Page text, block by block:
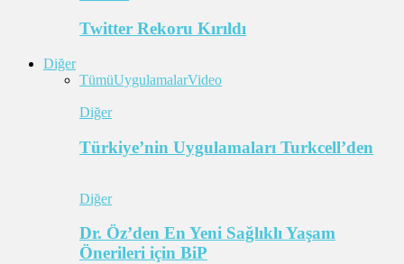
Twitter Rekoru Kırıldı
Diğer
TümüUygulamalarVideo
Diğer
Türkiye’nin Uygulamaları Turkcell’den
Diğer
Dr. Öz’den En Yeni Sağlıklı Yaşam
Önerileri için BiP